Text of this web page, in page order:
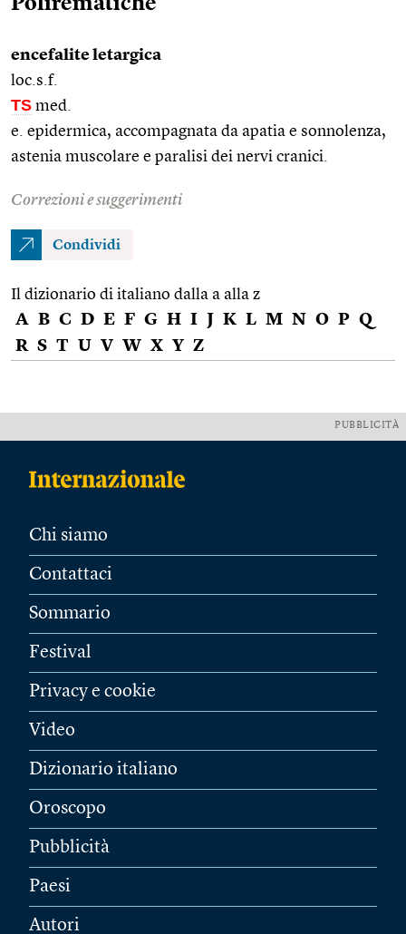
Polirematiche
encefalite letargica
loc.s.f.
TS med.
e. epidermica, accompagnata da apatia e sonnolenza,
astenia muscolare e paralisi dei nervi cranici.
Correzioni e suggerimenti
Condividi
Il dizionario di italiano dalla a alla z
A B C D E F G H I J K L M N O P Q
R S T U V W X Y Z
PUBBLICITÀ
Chi siamo
Contattaci
Sommario
Festival
Privacy e cookie
Video
Dizionario italiano
Oroscopo
Pubblicità
Paesi
Autori